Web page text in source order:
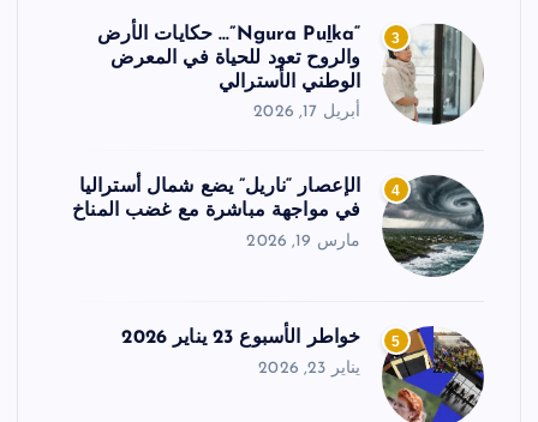
3
“Ngura Puḻka”… حكايات الأرض
والروح تعود للحياة في المعرض
الوطني الأسترالي
أبريل 17, 2026
4
الإعصار “ناريل” يضع شمال أستراليا
في مواجهة مباشرة مع غضب المناخ
مارس 19, 2026
5 خواطر الأسبوع 23 يناير 2026
يناير 23, 2026